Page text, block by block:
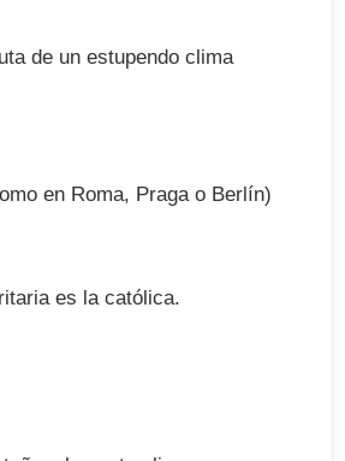
de un estupendo clima
en Roma, Praga o Berlín)
es la católica.